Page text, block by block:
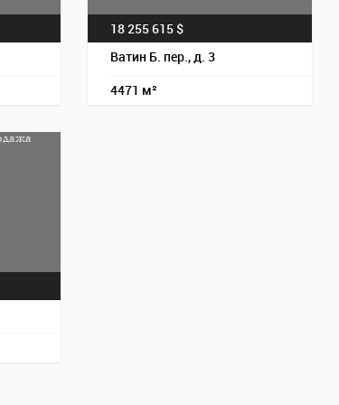
18 255 615 $
Ватин Б. пер., д. 3
4471 м²